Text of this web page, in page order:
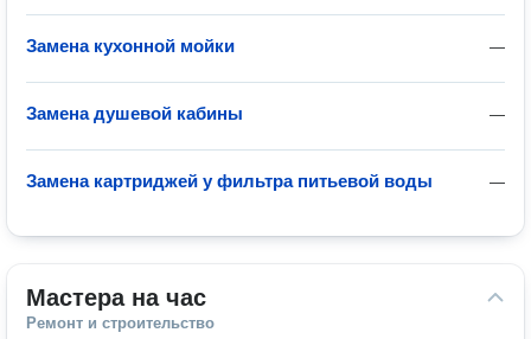
—
Замена кухонной мойки
—
Замена душевой кабины
—
Замена картриджей у фильтра питьевой воды
Мастера на час
Ремонт и строительство